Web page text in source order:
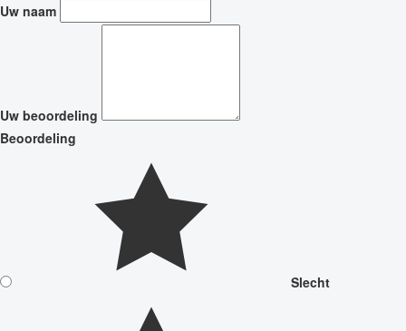
Uw naam
Uw beoordeling
Beoordeling
Slecht